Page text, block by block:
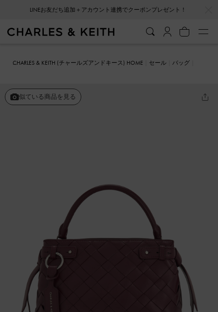
LINEお友だち追加＋アカウント連携でクーポンプレゼント！
CHARLES & KEITH (チャールズアンドキース) HOME セール
バッグ
似ている商品を見る